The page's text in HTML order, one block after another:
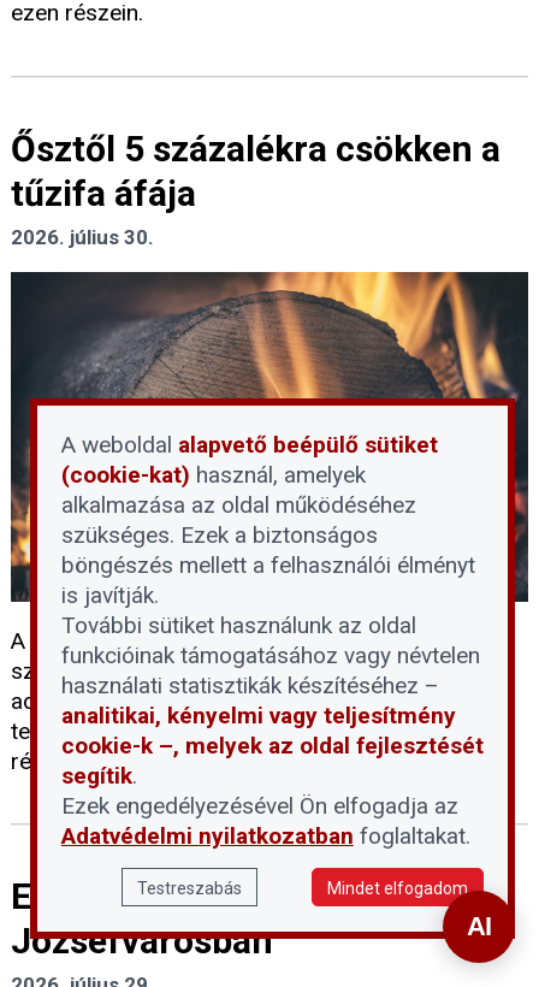
ezen részein.
Ősztől 5 százalékra csökken a
tűzifa áfája
2026. július 30.
A kormány 2026 őszétől 27 százalékról 5
százalékra csökkenti a tűzifa általános forgalmi
adóját. Az intézkedés célja, hogy a részben vagy
teljes egészében tűzifával fűtő háztartások is
részesüljenek a rezsitámogatási intézkedésekből.
Ezek az új Airbnb-szabályok
Józsefvárosban
A weboldal alapvető beépülő sütiket
(cookie-kat) használ, amelyek
alkalmazása az oldal működéséhez
szükséges. Ezek a biztonságos
böngészés mellett a felhasználói élményt
is javítják.
További sütiket használunk az oldal
funkcióinak támogatásához vagy névtelen
használati statisztikák készítéséhez –
analitikai, kényelmi vagy teljesítmény
cookie-k –, melyek az oldal fejlesztését
segítik.
Ezek engedélyezésével Ön elfogadja az
Adatvédelmi nyilatkozatban foglaltakat.
Testreszabás Mindet elfogadom